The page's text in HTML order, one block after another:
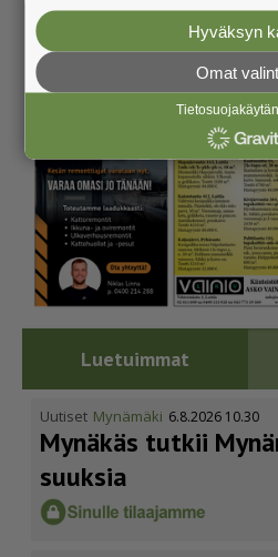
Luetuimmat
Uutiset Mynämäki 6.8.2026 10.30
Mynäkäs tutkii
suuksia
Hyväksyn
Omat